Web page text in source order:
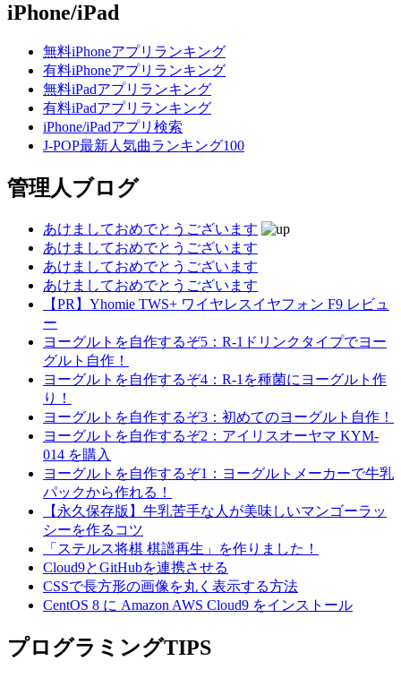
iPhone/iPad
無料iPhoneアプリランキング
有料iPhoneアプリランキング
無料iPadアプリランキング
有料iPadアプリランキング
iPhone/iPadアプリ検索
J-POP最新人気曲ランキング100
管理人ブログ
あけましておめでとうございます
あけましておめでとうございます
あけましておめでとうございます
あけましておめでとうございます
【PR】Yhomie TWS+ ワイヤレスイヤフォン F9 レビュ
ー
ヨーグルトを自作するぞ5：R-1ドリンクタイプでヨー
グルト自作！
ヨーグルトを自作するぞ4：R-1を種菌にヨーグルト作
り！
ヨーグルトを自作するぞ3：初めてのヨーグルト自作！
ヨーグルトを自作するぞ2：アイリスオーヤマ KYM-
014 を購入
ヨーグルトを自作するぞ1：ヨーグルトメーカーで牛乳
パックから作れる！
【永久保存版】牛乳苦手な人が美味しいマンゴーラッ
シーを作るコツ
「ステルス将棋 棋譜再生」を作りました！
Cloud9とGitHubを連携させる
CSSで長方形の画像を丸く表示する方法
CentOS 8 に Amazon AWS Cloud9 をインストール
プログラミングTIPS